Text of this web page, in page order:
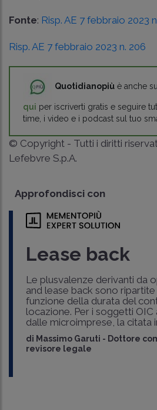
Fonte: Risp. AE 7 febbraio 2023
Risp. AE 7 febbraio 2023 n. 206
Quotidianopiù è anche su
qui per iscriverti gratis e seguire
time, i video e i podcast sul tuo
© Copyright - Tutti i diritti
Lefebvre S.p.A.
Approfondisci con
Lease back
Le plusvalenze derivanti da
and lease back sono
funzione della durata del
locazione. Per i soggetti
dalle microimprese, la citata
di Massimo Garuti - Dottore
revisore legale